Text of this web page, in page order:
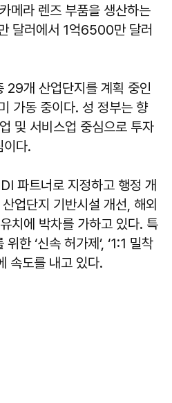
메라 렌즈 부품을 생산하는
달러에서 1억6500만 달러
29개 산업단지를 계획 중인
가동 중이다. 성 정부는 향
및 서비스업 중심으로 투자
이다.
파트너로 지정하고 행정 개
업단지 기반시설 개선, 해외
치에 박차를 가하고 있다. 특
한 ‘신속 허가제’, ‘1:1 밀착
속도를 내고 있다.